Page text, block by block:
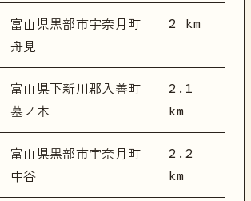
富山県黒部市宇奈月町
舟見
2 km
富山県下新川郡入善町
墓ノ木
2.1
km
富山県黒部市宇奈月町
中谷
2.2
km